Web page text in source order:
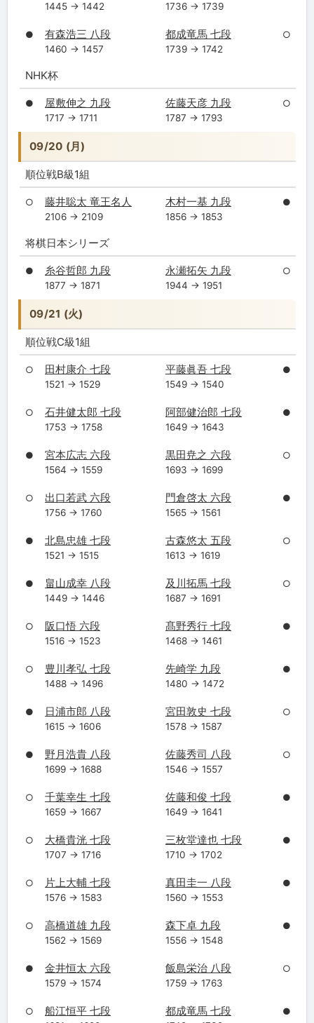
1445 → 1442 1736 → 1739
● 有森浩三 八段
1460 → 1457
都成竜馬 七段
1739 → 1742
○
NHK杯
● 屋敷伸之 九段
1717 → 1711
佐藤天彦 九段
1787 → 1793
○
09/20 (月)
順位戦B級1組
○ 藤井聡太 竜王名人
2106 → 2109
木村一基 九段
1856 → 1853
●
将棋日本シリーズ
● 糸谷哲郎 九段
1877 → 1871
永瀬拓矢 九段
1944 → 1951
○
09/21 (火)
順位戦C級1組
○ 田村康介 七段
1521 → 1529
平藤眞吾 七段
1549 → 1540
●
○ 石井健太郎 七段
1753 → 1758
阿部健治郎 七段
1649 → 1643
●
● 宮本広志 六段
1564 → 1559
黒田尭之 六段
1693 → 1699
○
○ 出口若武 六段
1756 → 1760
門倉啓太 六段
1565 → 1561
●
● 北島忠雄 七段
1521 → 1515
古森悠太 五段
1613 → 1619
○
● 畠山成幸 八段
1449 → 1446
及川拓馬 七段
1687 → 1691
○
○ 阪口悟 六段
1516 → 1523
髙野秀行 七段
1468 → 1461
●
○ 豊川孝弘 七段
1488 → 1496
先崎学 九段
1480 → 1472
●
● 日浦市郎 八段
1615 → 1606
宮田敦史 七段
1578 → 1587
○
● 野月浩貴 八段
1699 → 1688
佐藤秀司 八段
1546 → 1557
○
○ 千葉幸生 七段
1659 → 1667
佐藤和俊 七段
1649 → 1641
●
○ 大橋貴洸 七段
1707 → 1716
三枚堂達也 七段
1710 → 1702
●
○ 片上大輔 七段
1576 → 1583
真田圭一 八段
1560 → 1553
●
○ 高橋道雄 九段
1562 → 1569
森下卓 九段
1556 → 1548
●
● 金井恒太 六段
1579 → 1574
飯島栄治 八段
1759 → 1763
○
○ 船江恒平 七段 都成竜馬 七段 ●